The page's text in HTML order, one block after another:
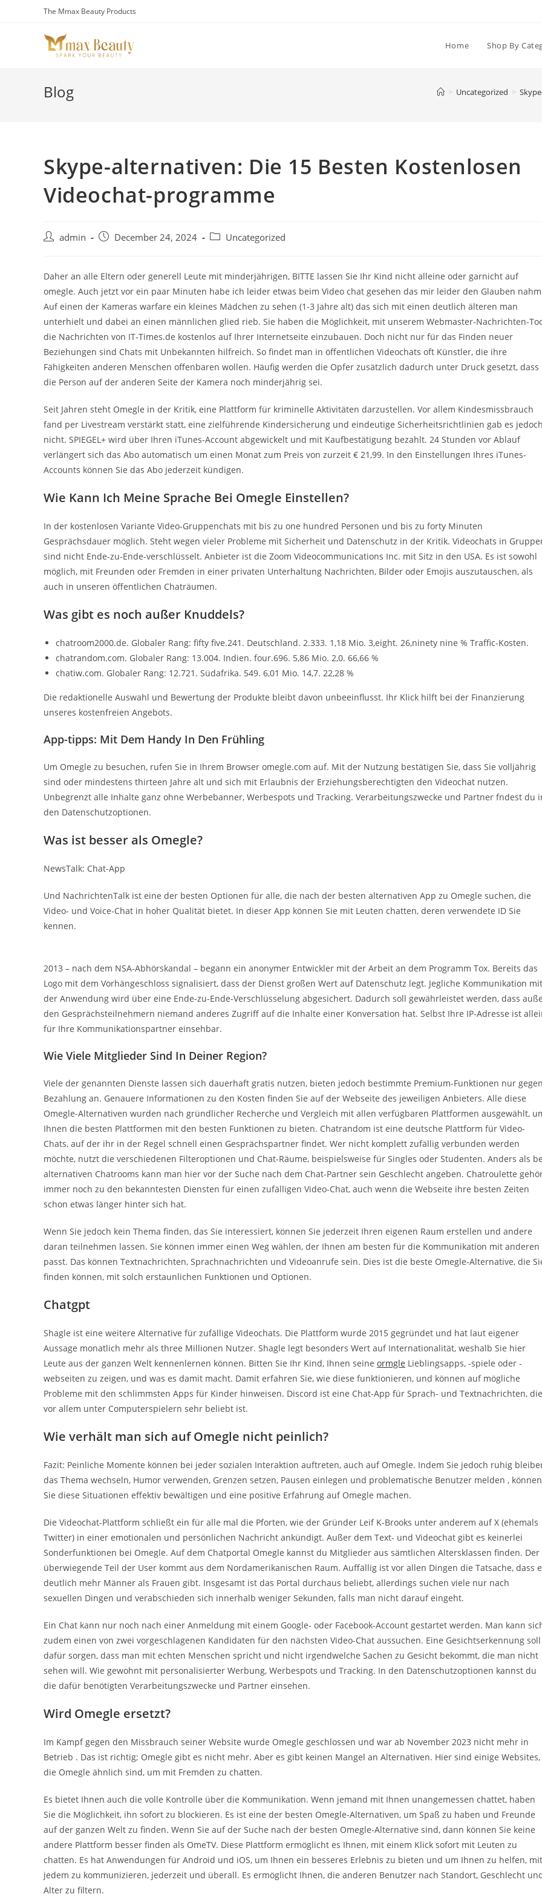
The Mmax Beauty Products
Home Shop By
Blog > Uncategorized >
Skype-alternativen: Die 15 Besten Kostenlosen
Videochat-programme
Postadmin
Post December 24, 2024
Post Uncategorized
Daher an alle Eltern oder generell Leute mit minderjährigen, BITTE lassen Sie Ihr Kind nicht alleine oder garnicht auf
omegle. Auch jetzt vor ein paar Minuten habe ich leider etwas beim Video chat gesehen das mir leider den Glauben
Auf einen der Kameras warfare ein kleines Mädchen zu sehen (1-3 Jahre alt) das sich mit einen deutlich älteren man
unterhielt und dabei an einen männlichen glied rieb. Sie haben die Möglichkeit, mit unserem Webmaster-Nachrichten-
die Nachrichten von IT-Times.de kostenlos auf Ihrer Internetseite einzubauen. Doch nicht nur für das Finden neuer
Beziehungen sind Chats mit Unbekannten hilfreich. So findet man in öffentlichen Videochats oft Künstler, die ihre
Fähigkeiten anderen Menschen offenbaren wollen. Häufig werden die Opfer zusätzlich dadurch unter Druck gesetzt, dass
die Person auf der anderen Seite der Kamera noch minderjährig sei.
Seit Jahren steht Omegle in der Kritik, eine Plattform für kriminelle Aktivitäten darzustellen. Vor allem Kindesmissbrauch
fand per Livestream verstärkt statt, eine zielführende Kindersicherung und eindeutige Sicherheitsrichtlinien gab es jedoch
nicht. SPIEGEL+ wird über Ihren iTunes-Account abgewickelt und mit Kaufbestätigung bezahlt. 24 Stunden vor Ablauf
verlängert sich das Abo automatisch um einen Monat zum Preis von zurzeit € 21,99. In den Einstellungen Ihres iTunes-
Accounts können Sie das Abo jederzeit kündigen.
Wie Kann Ich Meine Sprache Bei Omegle Einstellen?
In der kostenlosen Variante Video-Gruppenchats mit bis zu one hundred Personen und bis zu forty Minuten
Gesprächsdauer möglich. Steht wegen vieler Probleme mit Sicherheit und Datenschutz in der Kritik. Videochats in
sind nicht Ende-zu-Ende-verschlüsselt. Anbieter ist die Zoom Videocommunications Inc. mit Sitz in den USA. Es ist sowohl
möglich, mit Freunden oder Fremden in einer privaten Unterhaltung Nachrichten, Bilder oder Emojis auszutauschen, als
auch in unseren öffentlichen Chaträumen.
Was gibt es noch außer Knuddels?
chatroom2000.de. Globaler Rang: fifty five.241. Deutschland. 2.333. 1,18 Mio. 3,eight. 26,ninety nine % Traffic-Kosten.
chatrandom.com. Globaler Rang: 13.004. Indien. four.696. 5,86 Mio. 2,0. 66,66 %
chatiw.com. Globaler Rang: 12.721. Südafrika. 549. 6,01 Mio. 14,7. 22,28 %
Die redaktionelle Auswahl und Bewertung der Produkte bleibt davon unbeeinflusst. Ihr Klick hilft bei der Finanzierung
unseres kostenfreien Angebots.
App-tipps: Mit Dem Handy In Den Frühling
Um Omegle zu besuchen, rufen Sie in Ihrem Browser omegle.com auf. Mit der Nutzung bestätigen Sie, dass Sie volljährig
sind oder mindestens thirteen Jahre alt und sich mit Erlaubnis der Erziehungsberechtigten den Videochat nutzen.
Unbegrenzt alle Inhalte ganz ohne Werbebanner, Werbespots und Tracking. Verarbeitungszwecke und Partner fndest du
den Datenschutzoptionen.
Was ist besser als Omegle?
NewsTalk: Chat-App
Und NachrichtenTalk ist eine der besten Optionen für alle, die nach der besten alternativen App zu Omegle suchen, die
Video- und Voice-Chat in hoher Qualität bietet. In dieser App können Sie mit Leuten chatten, deren verwendete ID Sie
kennen.
2013 – nach dem NSA-Abhörskandal – begann ein anonymer Entwickler mit der Arbeit an dem Programm Tox. Bereits das
Logo mit dem Vorhängeschloss signalisiert, dass der Dienst großen Wert auf Datenschutz legt. Jegliche Kommunikation mit
der Anwendung wird über eine Ende-zu-Ende-Verschlüsselung abgesichert. Dadurch soll gewährleistet werden, dass
den Gesprächsteilnehmern niemand anderes Zugriff auf die Inhalte einer Konversation hat. Selbst Ihre IP-Adresse ist
für Ihre Kommunikationspartner einsehbar.
Wie Viele Mitglieder Sind In Deiner Region?
Viele der genannten Dienste lassen sich dauerhaft gratis nutzen, bieten jedoch bestimmte Premium-Funktionen nur gegen
Bezahlung an. Genauere Informationen zu den Kosten finden Sie auf der Webseite des jeweiligen Anbieters. Alle diese
Omegle-Alternativen wurden nach gründlicher Recherche und Vergleich mit allen verfügbaren Plattformen ausgewählt,
Ihnen die besten Plattformen mit den besten Funktionen zu bieten. Chatrandom ist eine deutsche Plattform für Video-
Chats, auf der ihr in der Regel schnell einen Gesprächspartner findet. Wer nicht komplett zufällig verbunden werden
möchte, nutzt die verschiedenen Filteroptionen und Chat-Räume, beispielsweise für Singles oder Studenten. Anders als
alternativen Chatrooms kann man hier vor der Suche nach dem Chat-Partner sein Geschlecht angeben. Chatroulette
immer noch zu den bekanntesten Diensten für einen zufälligen Video-Chat, auch wenn die Webseite ihre besten Zeiten
schon etwas länger hinter sich hat.
Wenn Sie jedoch kein Thema finden, das Sie interessiert, können Sie jederzeit Ihren eigenen Raum erstellen und andere
daran teilnehmen lassen. Sie können immer einen Weg wählen, der Ihnen am besten für die Kommunikation mit anderen
passt. Das können Textnachrichten, Sprachnachrichten und Videoanrufe sein. Dies ist die beste Omegle-Alternative, die
finden können, mit solch erstaunlichen Funktionen und Optionen.
Chatgpt
Shagle ist eine weitere Alternative für zufällige Videochats. Die Plattform wurde 2015 gegründet und hat laut eigener
Aussage monatlich mehr als three Millionen Nutzer. Shagle legt besonders Wert auf Internationalität, weshalb Sie hier
Leute aus der ganzen Welt kennenlernen können. Bitten Sie Ihr Kind, Ihnen seine ormgle Lieblingsapps, -spiele oder -
webseiten zu zeigen, und was es damit macht. Damit erfahren Sie, wie diese funktionieren, und können auf mögliche
Probleme mit den schlimmsten Apps für Kinder hinweisen. Discord ist eine Chat-App für Sprach- und Textnachrichten, die
vor allem unter Computerspielern sehr beliebt ist.
Wie verhält man sich auf Omegle nicht peinlich?
Fazit: Peinliche Momente können bei jeder sozialen Interaktion auftreten, auch auf Omegle. Indem Sie jedoch ruhig
das Thema wechseln, Humor verwenden, Grenzen setzen, Pausen einlegen und problematische Benutzer melden , können
Sie diese Situationen effektiv bewältigen und eine positive Erfahrung auf Omegle machen.
Die Videochat-Plattform schließt ein für alle mal die Pforten, wie der Gründer Leif K-Brooks unter anderem auf X (ehemals
Twitter) in einer emotionalen und persönlichen Nachricht ankündigt. Außer dem Text- und Videochat gibt es keinerlei
Sonderfunktionen bei Omegle. Auf dem Chatportal Omegle kannst du Mitglieder aus sämtlichen Altersklassen finden. Der
überwiegende Teil der User kommt aus dem Nordamerikanischen Raum. Auffällig ist vor allen Dingen die Tatsache, dass
deutlich mehr Männer als Frauen gibt. Insgesamt ist das Portal durchaus beliebt, allerdings suchen viele nur nach
sexuellen Dingen und verabschieden sich innerhalb weniger Sekunden, falls man nicht darauf eingeht.
Ein Chat kann nur noch nach einer Anmeldung mit einem Google- oder Facebook-Account gestartet werden. Man kann
zudem einen von zwei vorgeschlagenen Kandidaten für den nächsten Video-Chat aussuchen. Eine Gesichtserkennung soll
dafür sorgen, dass man mit echten Menschen spricht und nicht irgendwelche Sachen zu Gesicht bekommt, die man nicht
sehen will. Wie gewohnt mit personalisierter Werbung, Werbespots und Tracking. In den Datenschutzoptionen kannst du
die dafür benötigten Verarbeitungszwecke und Partner einsehen.
Wird Omegle ersetzt?
Im Kampf gegen den Missbrauch seiner Website wurde Omegle geschlossen und war ab November 2023 nicht mehr in
Betrieb . Das ist richtig; Omegle gibt es nicht mehr. Aber es gibt keinen Mangel an Alternativen. Hier sind einige Websites,
die Omegle ähnlich sind, um mit Fremden zu chatten.
Es bietet Ihnen auch die volle Kontrolle über die Kommunikation. Wenn jemand mit Ihnen unangemessen chattet, haben
Sie die Möglichkeit, ihn sofort zu blockieren. Es ist eine der besten Omegle-Alternativen, um Spaß zu haben und Freunde
auf der ganzen Welt zu finden. Wenn Sie auf der Suche nach der besten Omegle-Alternative sind, dann können Sie keine
andere Plattform besser finden als OmeTV. Diese Plattform ermöglicht es Ihnen, mit einem Klick sofort mit Leuten zu
chatten. Es hat Anwendungen für Android und iOS, um Ihnen ein besseres Erlebnis zu bieten und um Ihnen zu helfen, mit
jedem zu kommunizieren, jederzeit und überall. Es ermöglicht Ihnen, die anderen Benutzer nach Standort, Geschlecht
Alter zu filtern.